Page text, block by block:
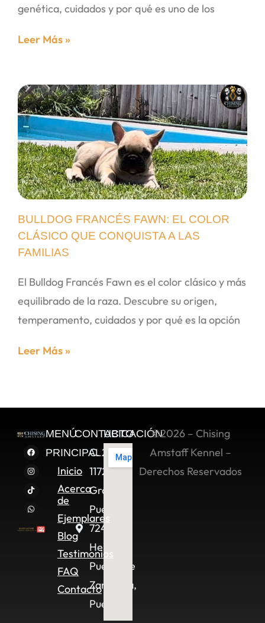
genética, cuidados y por qué es uno de los
Leer Más »
BULLDOG FRANCÉS FAWN: EL COLOR
CLÁSICO QUE CONQUISTA A LAS
FAMILIAS
El Bulldog Francés Fawn es el color clásico y más
equilibrado de la raza. Descubre su origen,
temperamento, cuidados y por qué es la opción
Leer Más »
MENÚ
PRINCIPAL
Inicio
Acerca
de
Ejemplares
Blog
Testimonios
FAQ
Contacto
CONTACTO
C. 2 Sur
11722,
Granjas
Puebla,
72490
Heroica
Puebla de
Zaragoza,
Pue.
UBICACIÓN©2026 – Chising
Amstaff Kennel –
Derechos Reservados